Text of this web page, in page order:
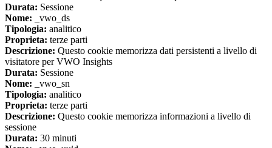
Durata: Sessione
Nome: _vwo_ds
Tipologia: analitico
Proprieta: terze parti
Descrizione: Questo cookie memorizza dati persistenti a livello di
visitatore per VWO Insights
Durata: Sessione
Nome: _vwo_sn
Tipologia: analitico
Proprieta: terze parti
Descrizione: Questo cookie memorizza informazioni a livello di
sessione
Durata: 30 minuti